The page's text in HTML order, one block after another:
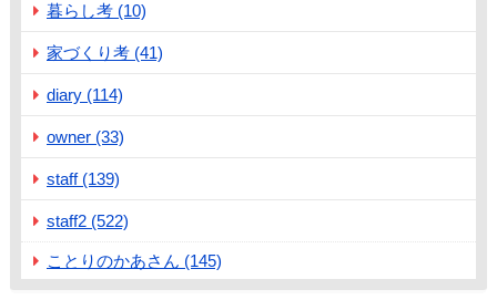
暮らし考 (10)
家づくり考 (41)
diary (114)
owner (33)
staff (139)
staff2 (522)
ことりのかあさん (145)